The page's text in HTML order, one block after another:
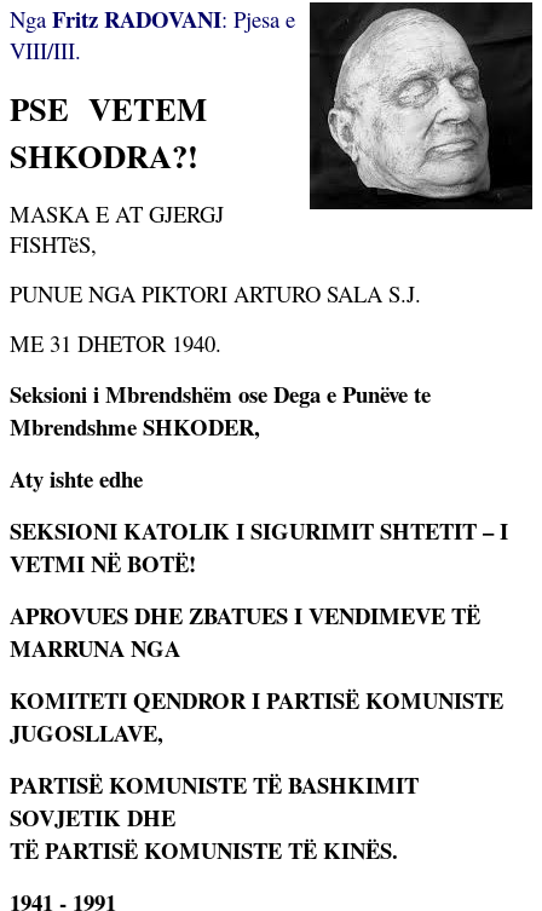
Nga Fritz RADOVANI: Pjesa e
VIII/III.
PSE VETEM
SHKODRA?!
MASKA E AT GJERGJ
FISHTëS,
PUNUE NGA PIKTORI ARTURO SALA S.J.
ME 31 DHETOR 1940.
Seksioni i Mbrendshëm ose Dega e Punëve te
Mbrendshme SHKODER,
Aty ishte edhe
SEKSIONI KATOLIK I SIGURIMIT SHTETIT – I
VETMI NË BOTË!
APROVUES DHE ZBATUES I VENDIMEVE TË
MARRUNA NGA
KOMITETI QENDROR I PARTISË KOMUNISTE
JUGOSLLAVE,
PARTISË KOMUNISTE TË BASHKIMIT
SOVJETIK DHE
TË PARTISË KOMUNISTE TË KINËS.
1941 - 1991